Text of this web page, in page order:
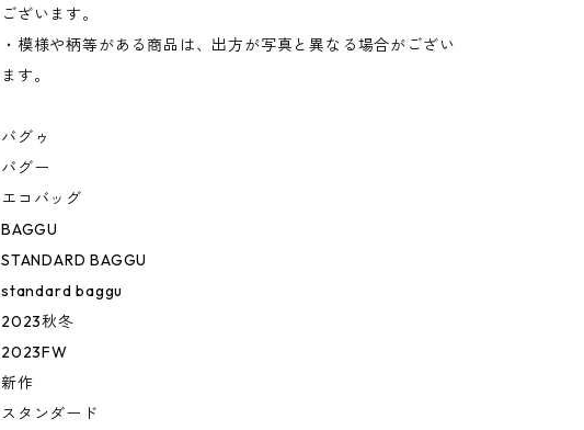
ございます。
・模様や柄等がある商品は、出方が写真と異なる場合がござい
ます。
バグゥ
バグー
エコバッグ
BAGGU
STANDARD BAGGU
standard baggu
2023秋冬
2023FW
新作
スタンダード